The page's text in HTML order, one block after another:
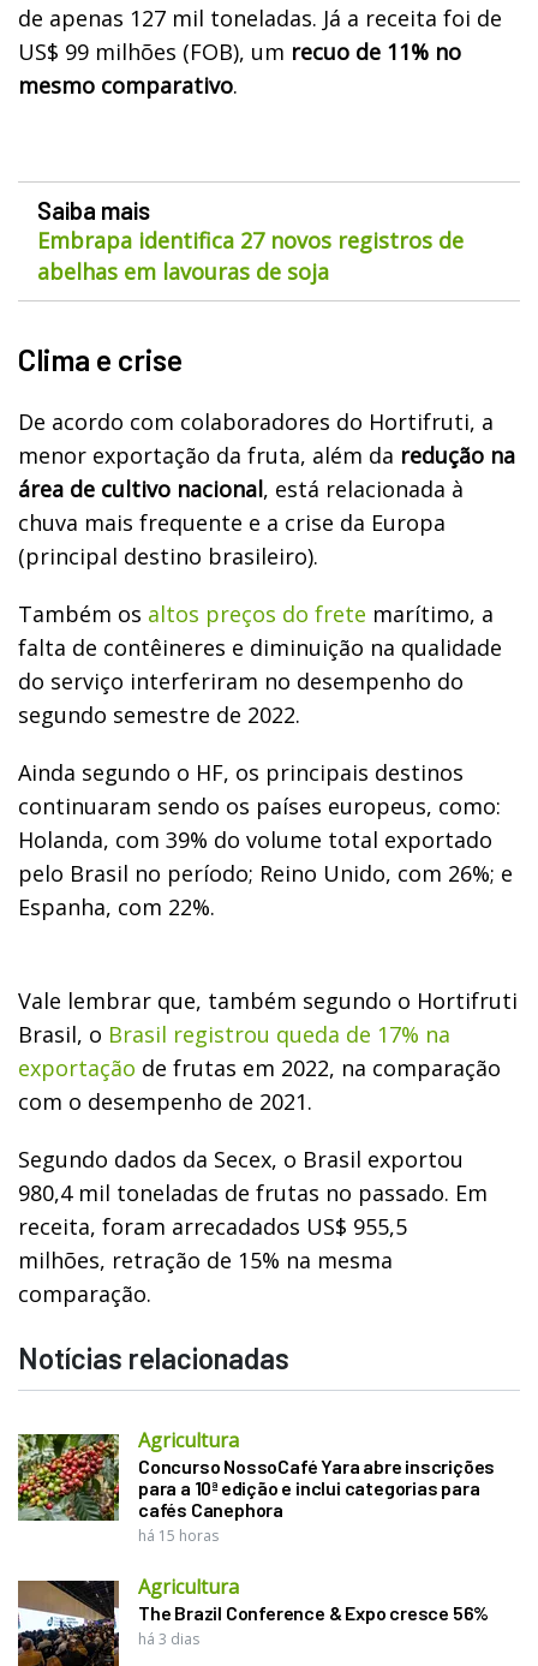
de apenas 127 mil toneladas. Já a receita foi de
US$ 99 milhões (FOB), um recuo de 11% no
mesmo comparativo.
Saiba mais
Embrapa identifica 27 novos registros de
abelhas em lavouras de soja
Clima e crise
De acordo com colaboradores do Hortifruti, a
menor exportação da fruta, além da redução na
área de cultivo nacional, está relacionada à
chuva mais frequente e a crise da Europa
(principal destino brasileiro).
Também os altos preços do frete marítimo, a
falta de contêineres e diminuição na qualidade
do serviço interferiram no desempenho do
segundo semestre de 2022.
Ainda segundo o HF, os principais destinos
continuaram sendo os países europeus, como:
Holanda, com 39% do volume total exportado
pelo Brasil no período; Reino Unido, com 26%; e
Espanha, com 22%.
Vale lembrar que, também segundo o Hortifruti
Brasil, o Brasil registrou queda de 17% na
exportação de frutas em 2022, na comparação
com o desempenho de 2021.
Segundo dados da Secex, o Brasil exportou
980,4 mil toneladas de frutas no passado. Em
receita, foram arrecadados US$ 955,5
milhões, retração de 15% na mesma
comparação.
Notícias relacionadas
Agricultura
Concurso NossoCafé Yara abre inscrições
para a 10ª edição e inclui categorias para
cafés Canephora
há 15 horas
Agricultura
The Brazil Conference & Expo cresce 56%
há 3 dias